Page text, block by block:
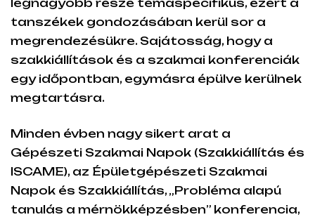
legnagyobb része témaspecifikus, ezért a
tanszékek gondozásában kerül sor a
megrendezésükre. Sajátosság, hogy a
szakkiállítások és a szakmai konferenciák
egy időpontban, egymásra épülve kerülnek
megtartásra.
Minden évben nagy sikert arat a
Gépészeti Szakmai Napok (Szakkiállítás és
ISCAME), az Épületgépészeti Szakmai
Napok és Szakkiállítás, „Probléma alapú
tanulás a mérnökképzésben” konferencia,